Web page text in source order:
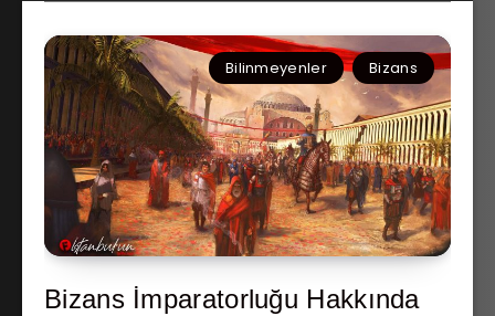
Bilinmeyenler Bizans
Bizans İmparatorluğu Hakkında